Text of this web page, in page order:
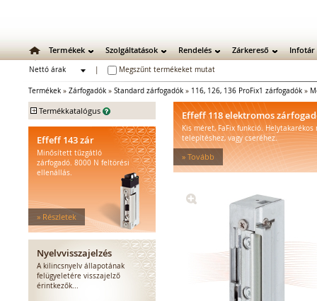
Termékek Szolgáltatások Rendelés Zárkereső Infotár
Nettó árak
Megszűnt termékeket mutat
Termékek » Zárfogadók » Standard zárfogadók » 116, 126, 136 ProFix1 zárfogadók »
+ Termékkatalógus
Mechanikus bevéső zárak
Zárbetétek
Lakatok
Zárpajzsok
Mechanikus kiegészítők
Elektromos zárak
Elektromos bevéső zárak
Zárfogadók
Standard zárfogadók
Vízálló zárfogadók
Effeff 143 zár
Minősített tűzgátló
zárfogadó. 8000 N feltörési
ellenállás.
» Részletek
Nyelvvisszajelzés
A kilincsnyelv állapotának
felügyeletére visszajelző
érintkezők...
Effeff 118 elektromos
Kis méret, FaFix funkció. Helytakarékos
telepítéshez, vagy cseréhez.
» Tovább